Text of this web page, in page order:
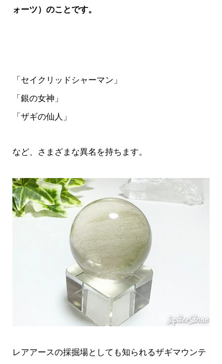
ォーツ）のことです。
「セイクリッドシャーマン」
「銀の女神」
「ザギの仙人」
など、さまざまな異名を持ちます。
レアアースの採掘場としても知られるザギマウンテ